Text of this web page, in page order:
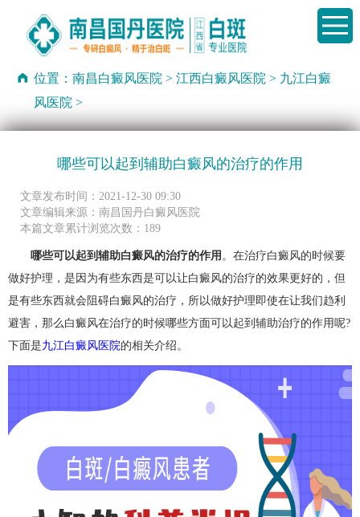
位置：南昌白癜风医院 >江西白癜风医院 > 九江白癜
风医院 >
哪些可以起到辅助白癜风的治疗的作用
文章发布时间：2021-12-30 09:30
文章编辑来源：南昌国丹白癜风医院
本篇文章累计浏览次数：189
哪些可以起到辅助白癜风的治疗的作用 。在治疗白癜风的时候要
做好护理，是因为有些东西是可以让白癜风的治疗的效果更好的，但
是有些东西就会阻碍白癜风的治疗，所以做好护理即使在让我们趋利
避害，那么白癜风在治疗的时候哪些方面可以起到辅助治疗的作用呢?
下面是九江白癜风医院的相关介绍。